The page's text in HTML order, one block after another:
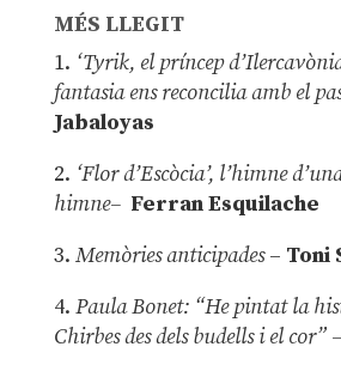
MÉS LLEGIT
1. ‘Tyrik, el príncep
fantasia ens reconcilia amb el
Jabaloyas
2. ‘Flor d’Escòcia’, l’himne
himne– Ferran Esquilache
3. Memòries anticipades– Toni
4. Paula Bonet: “He pintat la
Chirbes des dels budells i el cor” –